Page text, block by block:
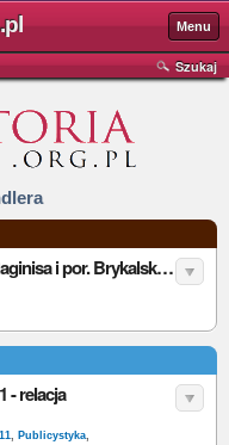
Menu
Szukaj
Awanse pośmiertne dla kpt. Raginisa i por. Brykalskiego
- relacja
, Publicystyka,